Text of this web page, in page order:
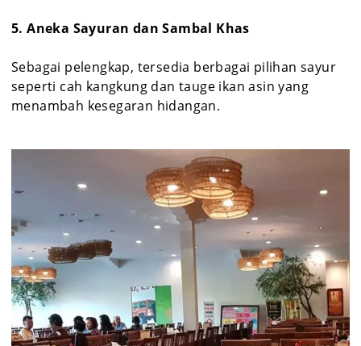
5. Aneka Sayuran dan Sambal Khas
Sebagai pelengkap, tersedia berbagai pilihan sayur
seperti cah kangkung dan tauge ikan asin yang
menambah kesegaran hidangan.